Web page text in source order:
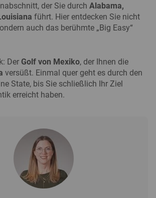
der Sie durch Alabama,
führt. Hier entdecken Sie nicht
auch das berühmte „Big Easy“
Der Golf von Mexiko, der Ihnen die
versüßt. Einmal quer geht es durch den
State, bis Sie schließlich Ihr Ziel
erreicht haben.